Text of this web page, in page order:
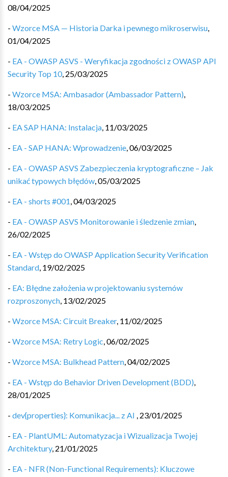
08/04/2025
- Wzorce MSA — Historia Darka i pewnego mikroserwisu,
01/04/2025
- EA - OWASP ASVS - Weryfikacja zgodności z OWASP API
Security Top 10, 25/03/2025
- Wzorce MSA: Ambasador (Ambassador Pattern),
18/03/2025
- EA SAP HANA: Instalacja, 11/03/2025
- EA - SAP HANA: Wprowadzenie,06/03/2025
- EA - OWASP ASVS Zabezpieczenia kryptograficzne – Jak
unikać typowych błędów,05/03/2025
- EA - shorts #001,04/03/2025
- EA - OWASP ASVS Monitorowanie i śledzenie zmian,
26/02/2025
- EA - Wstęp do OWASP Application Security Verification
Standard, 19/02/2025
- EA: Błędne założenia w projektowaniu systemów
rozproszonych, 13/02/2025
- Wzorce MSA: Circuit Breaker, 11/02/2025
- Wzorce MSA: Retry Logic,06/02/2025
- Wzorce MSA: Bulkhead Pattern,04/02/2025
- EA - Wstęp do Behavior Driven Development (BDD),
28/01/2025
- dev{properties}: Komunikacja... z AI , 23/01/2025
- EA - PlantUML: Automatyzacja i Wizualizacja Twojej
Architektury, 21/01/2025
- EA - NFR (Non-Functional Requirements): Kluczowe